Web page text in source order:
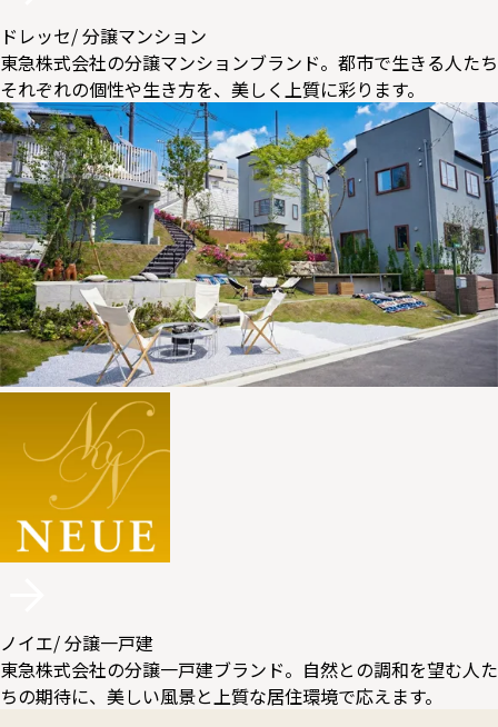
ドレッセ/ 分譲マンション
東急株式会社の分譲マンションブランド。都市で生きる人たち
それぞれの個性や生き方を、美しく上質に彩ります。
ノイエ/ 分譲一戸建
東急株式会社の分譲一戸建ブランド。自然との調和を望む人た
ちの期待に、美しい風景と上質な居住環境で応えます。